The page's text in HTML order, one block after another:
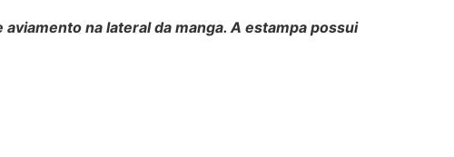
na lateral da manga. A estampa possui